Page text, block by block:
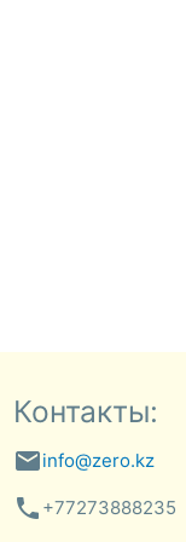
Контакты:
emailinfo@zero.kz
phone +77273888235